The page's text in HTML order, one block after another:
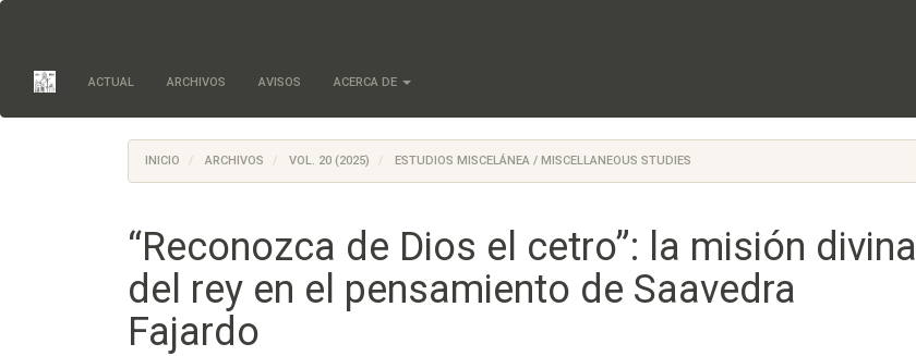
contenido
la
ACTUAL ARCHIVOS AVISOS ACERCA DE
INICIO ARCHIVOS VOL. 20 (2025) ESTUDIOS MISCELÁNEA / MISCELLANEOUS STUDIES
“Reconozca de Dios el cetro”: la misión divina
del rey en el pensamiento de Saavedra
Fajardo